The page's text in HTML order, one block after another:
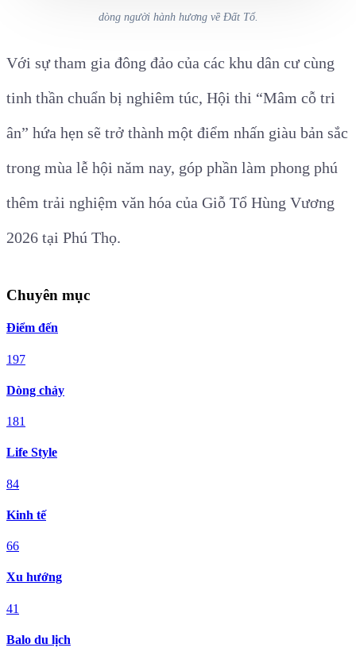
dòng người hành hương về Đất Tổ.
Với sự tham gia đông đảo của các khu dân cư cùng
tinh thần chuẩn bị nghiêm túc, Hội thi “Mâm cỗ tri
ân” hứa hẹn sẽ trở thành một điểm nhấn giàu bản sắc
trong mùa lễ hội năm nay, góp phần làm phong phú
thêm trải nghiệm văn hóa của Giỗ Tổ Hùng Vương
2026 tại Phú Thọ.
Chuyên mục
Điểm đến
197
Dòng chảy
181
Life Style
84
Kinh tế
66
Xu hướng
41
Balo du lịch